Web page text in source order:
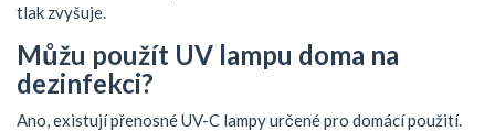
tlak zvyšuje.
Můžu použít UV lampu doma na
dezinfekci?
Ano, existují přenosné UV-C lampy určené pro domácí použití.